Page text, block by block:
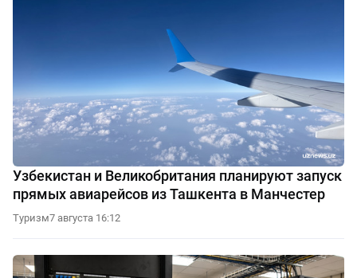
Узбекистан и Великобритания планируют запуск
прямых авиарейсов из Ташкента в Манчестер
Туризм7 августа 16:12